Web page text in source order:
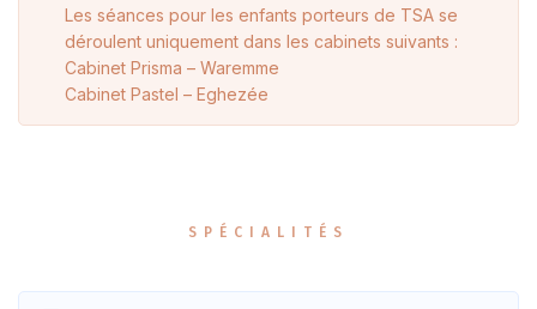
Les séances pour les enfants porteurs de TSA se
déroulent uniquement dans les cabinets suivants :
Cabinet Prisma – Waremme
Cabinet Pastel – Eghezée
SPÉCIALITÉS